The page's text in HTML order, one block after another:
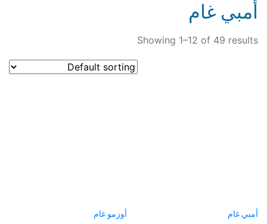
أمبي غام
Showing 1–12 of 49 results
أمبي غام أوزمو غام